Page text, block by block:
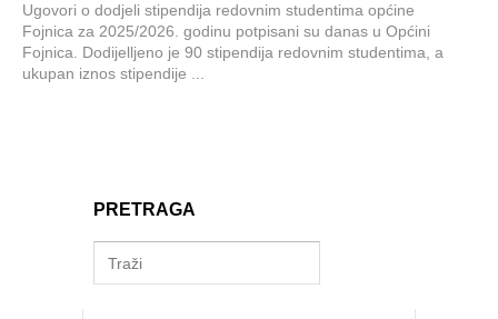
Ugovori o dodjeli stipendija redovnim studentima općine
Fojnica za 2025/2026. godinu potpisani su danas u Općini
Fojnica. Dodijelljeno je 90 stipendija redovnim studentima, a
ukupan iznos stipendije ...
PRETRAGA